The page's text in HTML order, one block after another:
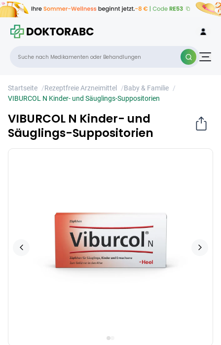
Startseite /Rezeptfreie Arzneimittel /Baby & Familie /
VIBURCOL N Kinder- und Säuglings-Suppositorien
VIBURCOL N Kinder- und
Säuglings-Suppositorien
Suppositorien
×